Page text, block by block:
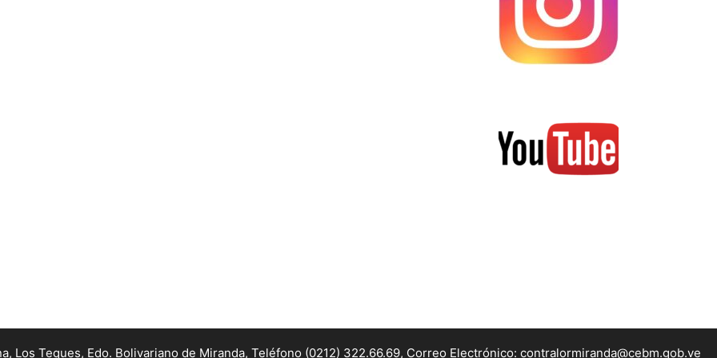
Los Teques, Edo. Bolivariano de Miranda, Teléfono (0212) 322.66.69, Correo Electrónico: contralormiranda@cebm.gob.ve